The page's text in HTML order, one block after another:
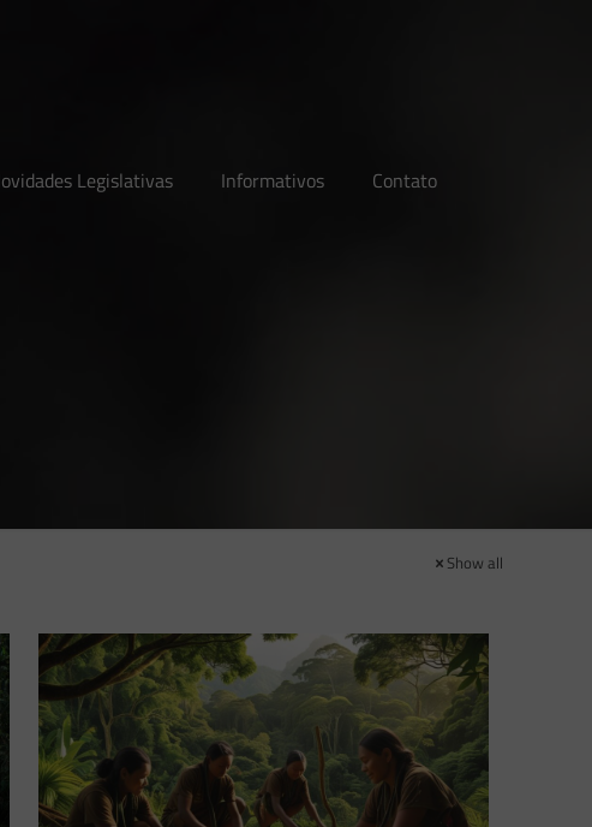
Legislativas Informativos Contato
Show all